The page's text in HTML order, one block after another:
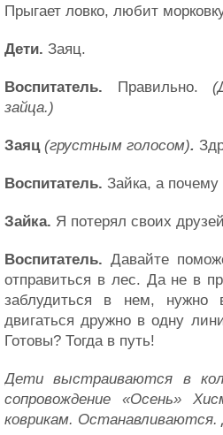
Прыгает ловко, любит
Дети. Заяц.
Воспитатель. Правильно.(
зайца.)
Заяц (грустным голосом).
Воспитатель. Зайка, а почему
Зайка. Я потерял своих
Воспитатель. Давайте
отправиться в лес. Да не в
заблудиться в нем, нужно
двигаться дружно в одну
Готовы? Тогда в путь!
Дети выстраиваются в
сопровождение «Осень»
коврикам. Останавливаются.